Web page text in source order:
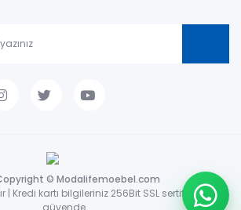
© Modalifemoebel.com
| Kredi kartı bilgileriniz 256Bit SSL sertifikası ile
güvende.